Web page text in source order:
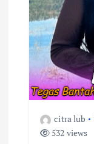
citra lub
532 views